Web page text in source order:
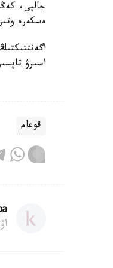
جالپى،
ەسكەرە
اسىرۋ
قوعام